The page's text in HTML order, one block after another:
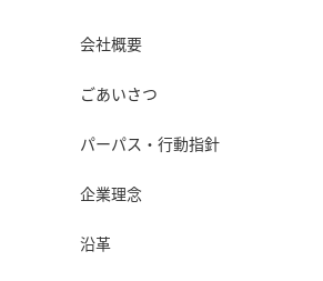
会社概要
ごあいさつ
パーパス・行動指針
企業理念
沿革